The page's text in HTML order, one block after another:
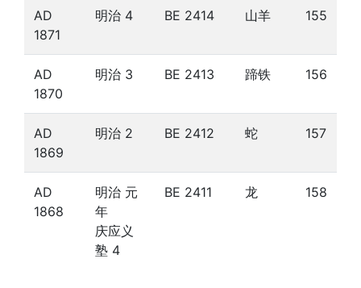
AD
1871
明治 4 BE 2414 山羊 155
AD
1870
明治 3 BE 2413 蹄铁 156
AD
1869
明治 2 BE 2412 蛇 157
AD
1868
明治 元
年
庆应义
塾 4
BE 2411 龙 158